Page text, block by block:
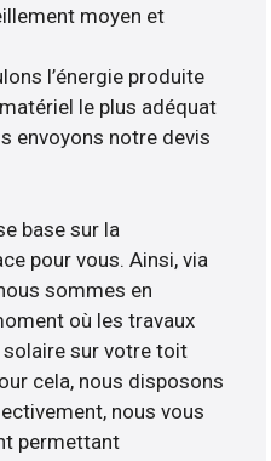
moyen et
l’énergie produite
le plus adéquat
envoyons notre devis
base sur la
pour vous. Ainsi, via
sommes en
où les travaux
solaire sur votre toit
cela, nous disposons
nous vous
permettant